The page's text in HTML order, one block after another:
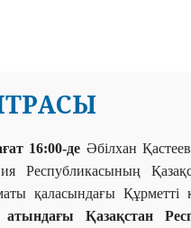
16:00-де Әбілхан
Республикасының
қаласындағы Құрметті
Қазақстан